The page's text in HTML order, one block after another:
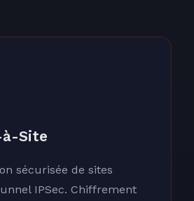
à-Site
sécurisée de sites
IPSec. Chiffrement